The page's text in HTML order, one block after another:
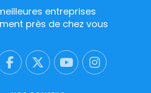
entreprises
près de chez vous